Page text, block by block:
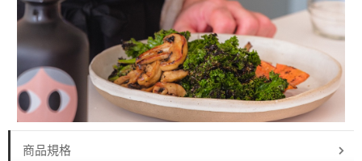
商品規格